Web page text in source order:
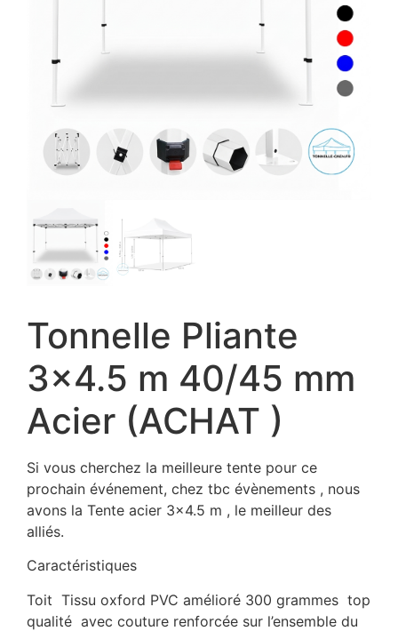
Tonnelle Pliante
3×4.5 m 40/45 mm
Acier (ACHAT )
Si vous cherchez la meilleure tente pour ce
prochain événement, chez tbc évènements , nous
avons la Tente acier 3×4.5 m , le meilleur des
alliés.
Caractéristiques
Toit Tissu oxford PVC amélioré 300 grammes top
qualité avec couture renforcée sur l’ensemble du